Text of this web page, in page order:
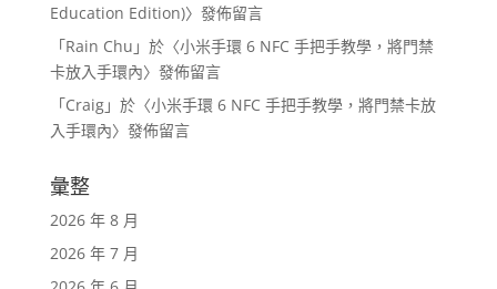
Education Edition)〉發佈留言
「Rain Chu 」於〈小米手環 6 NFC 手把手教學，將門禁
卡放入手環內〉發佈留言
「Craig」於〈小米手環 6 NFC 手把手教學，將門禁卡放
入手環內〉發佈留言
彙整
2026 年 8 月
2026 年 7 月